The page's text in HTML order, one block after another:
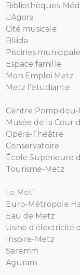
Bibliothèques-
L'Agora
Cité musicale
Bliiida
Piscines
Espace famille
Mon Emploi Metz
Metz l’étudiante
Centre
Musée de la Cour
Opéra-Théâtre
Conservatoire
École Supérieure
Tourisme-Metz
Le Met’
Euro-Métropole
Eau de Metz
Usine d'électricité
Inspire-Metz
Saremm
Aguram